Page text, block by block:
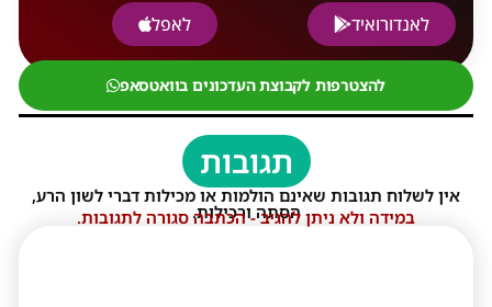
לאנדורואיד
לאפל
להצטרפות לקבוצת העדכונים בוואטסאפ
תגובות
אין לשלוח תגובות שאינם הולמות או מכילות דברי לשון הרע,
הסתה ורכילות.
במידה ולא ניתן להגיב - הכתבה סגורה לתגובות.